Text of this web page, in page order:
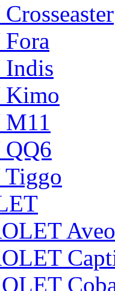
Indis
Kimo
Aveo